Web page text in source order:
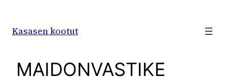
Kasasen kootut
MAIDONVASTIKE